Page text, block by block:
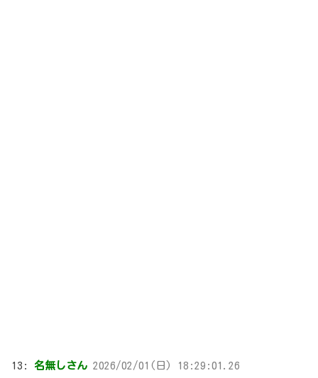
13: 名無しさん 2026/02/01(日) 18:29:01.26